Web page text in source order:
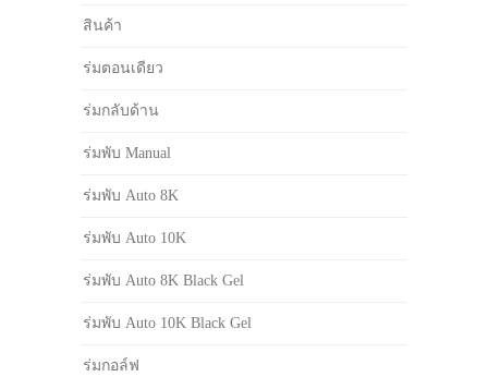
สินค้า
ร่มตอนเดียว
ร่มกลับด้าน
ร่มพับ Manual
ร่มพับ Auto 8K
ร่มพับ Auto 10K
ร่มพับ Auto 8K Black Gel
ร่มพับ Auto 10K Black Gel
ร่มกอล์ฟ